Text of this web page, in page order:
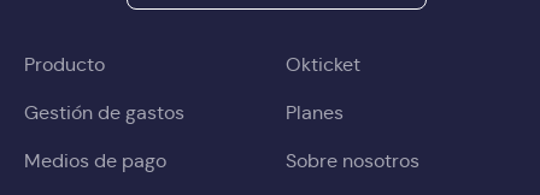
Producto
Gestión de gastos
Medios de pago
Okticket
Planes
Sobre nosotros